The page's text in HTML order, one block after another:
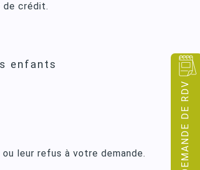
DEMANDE DE RDV
de crédit.
enfants
leur refus à votre demande.